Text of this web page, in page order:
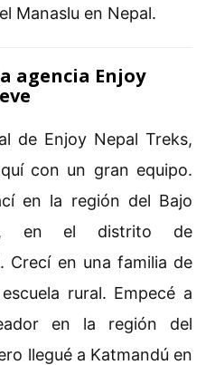
Manaslu en Nepal.
agencia Enjoy
de Enjoy Nepal Treks,
con un gran equipo.
en la región del Bajo
en el distrito de
Crecí en una familia de
rural. Empecé a
en la región del
llegué a Katmandú en